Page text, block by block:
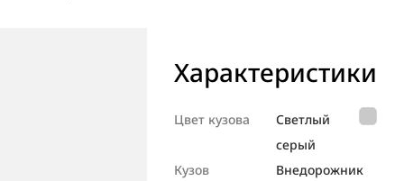
Характеристики
Цвет кузова
Светлый
серый
Кузов
Внедорож­ник